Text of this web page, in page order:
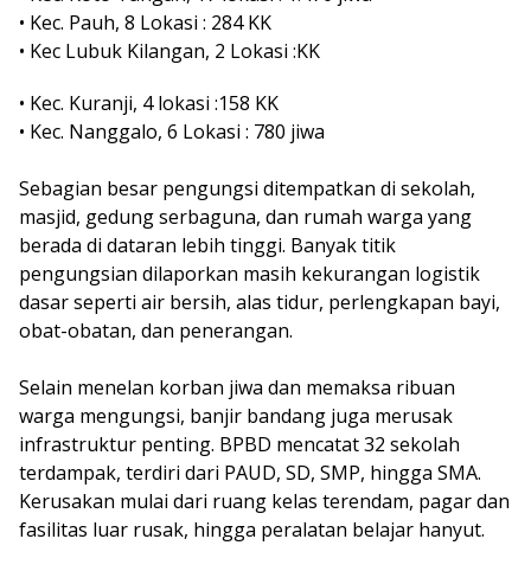
• Kec. Pauh, 8 Lokasi : 284 KK
• Kec Lubuk Kilangan, 2 Lokasi :KK
• Kec. Kuranji, 4 lokasi :158 KK
• Kec. Nanggalo, 6 Lokasi : 780 jiwa
Sebagian besar pengungsi ditempatkan di sekolah,
masjid, gedung serbaguna, dan rumah warga yang
berada di dataran lebih tinggi. Banyak titik
pengungsian dilaporkan masih kekurangan logistik
dasar seperti air bersih, alas tidur, perlengkapan bayi,
obat-obatan, dan penerangan.
Selain menelan korban jiwa dan memaksa ribuan
warga mengungsi, banjir bandang juga merusak
infrastruktur penting. BPBD mencatat 32 sekolah
terdampak, terdiri dari PAUD, SD, SMP, hingga SMA.
Kerusakan mulai dari ruang kelas terendam, pagar dan
fasilitas luar rusak, hingga peralatan belajar hanyut.